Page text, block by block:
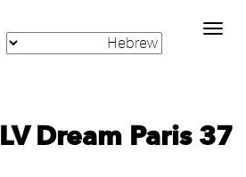
Toggle
navigation
LV Dream Paris 37